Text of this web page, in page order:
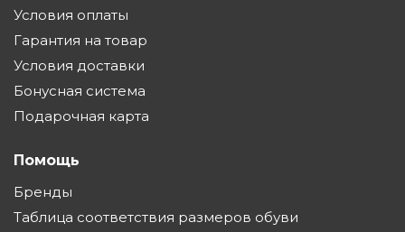
Условия оплаты
Гарантия на товар
Условия доставки
Бонусная система
Подарочная карта
Помощь
Бренды
Таблица соответствия размеров обуви